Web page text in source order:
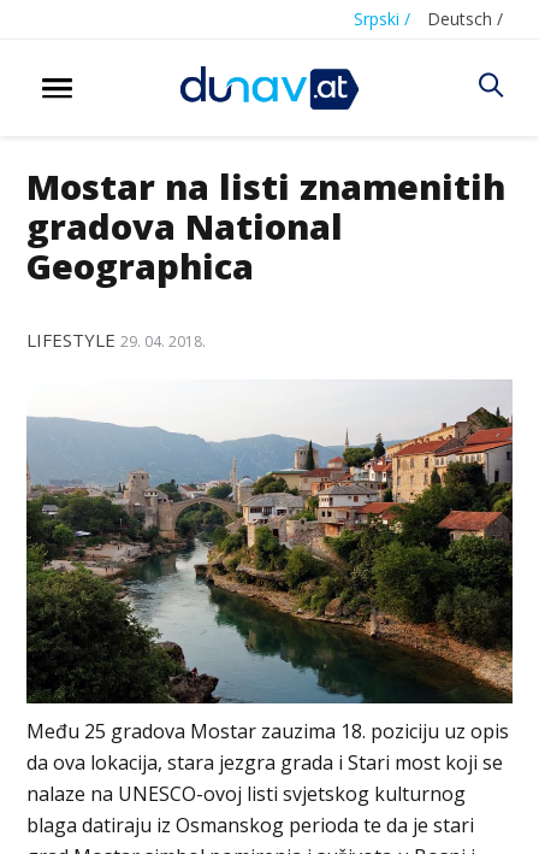
Srpski / Deutsch /
Mostar na listi znamenitih
gradova National
Geographica
LIFESTYLE 29. 04. 2018.
Među 25 gradova Mostar zauzima 18. poziciju uz opis
da ova lokacija, stara jezgra grada i Stari most koji se
nalaze na UNESCO-ovoj listi svjetskog kulturnog
blaga datiraju iz Osmanskog perioda te da je stari